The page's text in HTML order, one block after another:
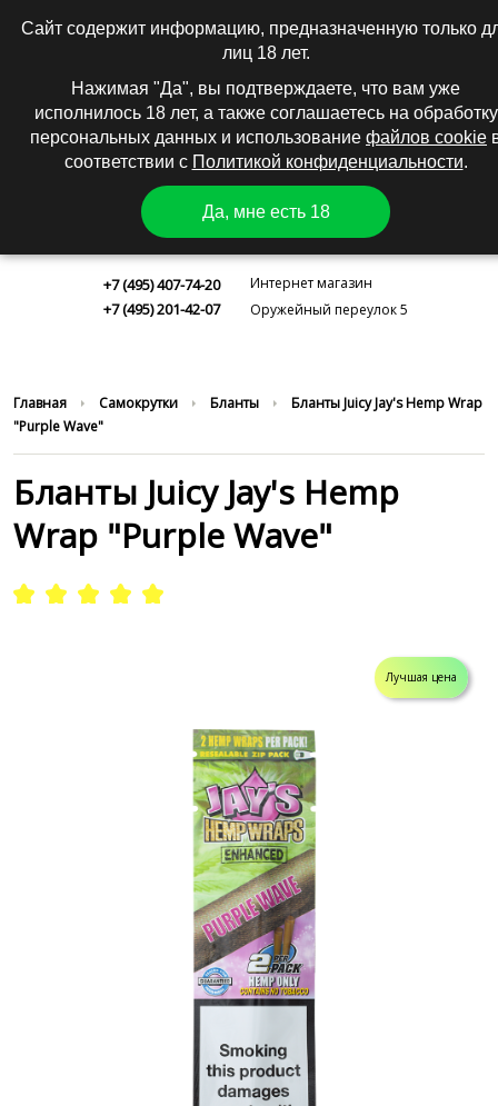
Сайт содержит информацию, предназначенную только
лиц 18 лет.
Нажимая "Да", вы подтверждаете, что вам уже
исполнилось 18 лет, а также соглашаетесь на обработку
персональных данных и использование файлов cookie
соответствии с Политикой конфиденциальности.
Да, мне есть 18
+7 (495) 407-74-20
+7 (495) 201-42-07
Интернет магазин
Оружейный переулок 5
Главная Самокрутки Бланты
Бланты Juicy Jay's Hemp Wrap
"Purple Wave"
Бланты Juicy Jay's Hemp
Wrap "Purple Wave"
Лучшая цена